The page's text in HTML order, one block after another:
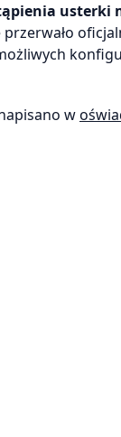
usterki
przerwało
w